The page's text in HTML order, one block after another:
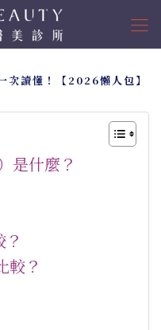
讀懂！【2026懶人包】
是什麼？
較？